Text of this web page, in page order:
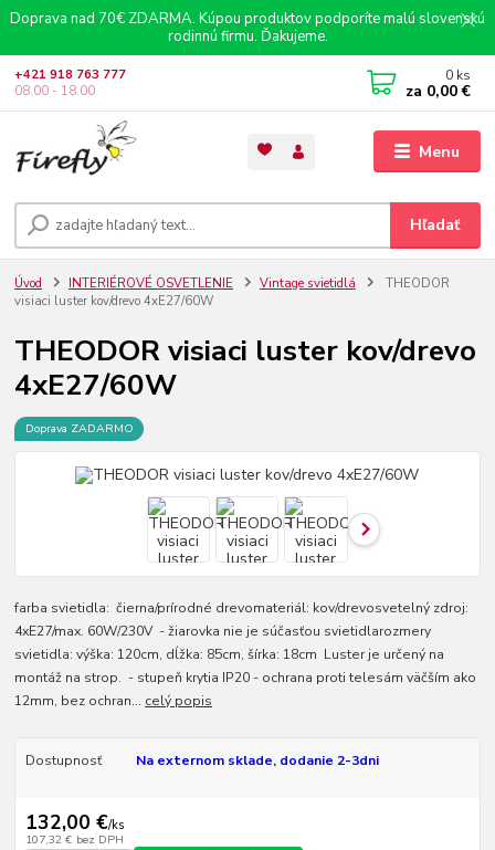
Doprava nad 70€ ZDARMA. Kúpou produktov podporíte malú slovenskú
rodinnú firmu. Ďakujeme.
Menu
Hľadať
+421 918 763 777
08.00 - 18.00
0 ks
za 0,00 €
Úvod INTERIÉROVÉ OSVETLENIE Vintage svietidlá
THEODOR
visiaci luster kov/drevo 4xE27/60W
THEODOR visiaci luster kov/drevo
4xE27/60W
Doprava ZADARMO
farba svietidla: čierna/prírodné drevomateriál: kov/drevosvetelný zdroj:
4xE27/max. 60W/230V - žiarovka nie je súčasťou svietidlarozmery
svietidla: výška: 120cm, dĺžka: 85cm, šírka: 18cm Luster je určený na
montáž na strop. - stupeň krytia IP20 - ochrana proti telesám väčším ako
12mm, bez ochran... celý popis
Dostupnosť Na externom sklade, dodanie 2-3dni
132,00 €/ks
107,32 € bez DPH